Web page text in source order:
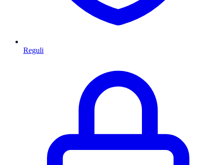
Reguli